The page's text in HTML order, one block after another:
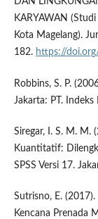
KARYAWAN
Kota Magelang).
182. https://
Robbins, S. P.
Jakarta: PT.
Siregar, I. S. M. M.
Kuantitatif:
SPSS Versi 17.
Sutrisno, E.
Kencana Prenada